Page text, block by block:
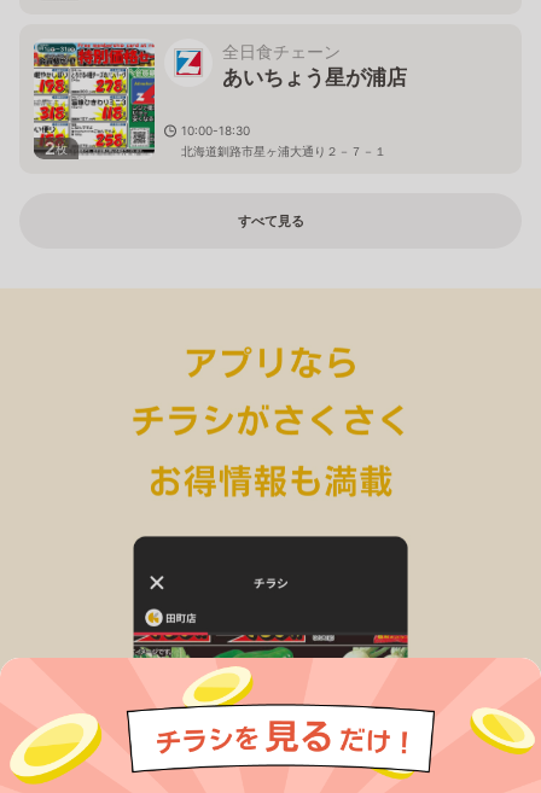
2枚
全日食チェーン
あいちょう星が浦店
10:00-18:30
北海道釧路市星ヶ浦大通り２－７－１
すべて見る